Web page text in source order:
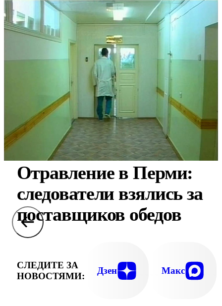
Отравление в Перми:
следователи взялись за
поставщиков обедов
СЛЕДИТЕ ЗА
НОВОСТЯМИ:
Дзен Макс